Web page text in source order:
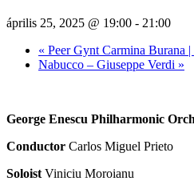
április 25, 2025 @ 19:00 - 21:00
« Peer Gynt Carmina Burana
Nabucco – Giuseppe Verdi »
George Enescu Philharmonic
Conductor Carlos Miguel Prieto
Soloist Viniciu Moroianu